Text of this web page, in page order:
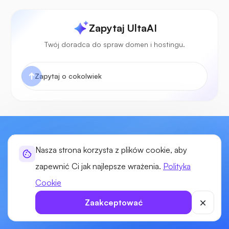
Nasza strona korzysta z plików cookie, aby
zapewnić Ci jak najlepsze wrażenia. Polityka
Cookie
Zaakceptować
Zapytaj UltaAI
Twój doradca do spraw domen i hostingu.
Zacznij budować swoją stronę internetową
już dziś!
Ciesz się mocą, elastycznością i kontrolą nad swoimi
witrynami dzięki naszemu hostingowi internetowemu nowej
generacji. Nasi eksperci, wiodący w branży, służą pomocą
techniczną przez całą dobę, 7 dni w tygodniu